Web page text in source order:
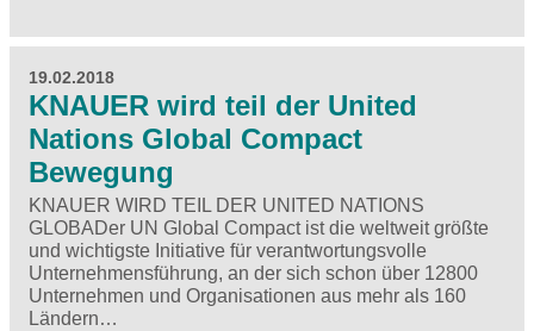
19.02.2018
KNAUER wird teil der United
Nations Global Compact
Bewegung
KNAUER WIRD TEIL DER UNITED NATIONS
GLOBADer UN Global Compact ist die weltweit größte
und wichtigste Initiative für verantwortungsvolle
Unternehmensführung, an der sich schon über 12800
Unternehmen und Organisationen aus mehr als 160
Ländern…